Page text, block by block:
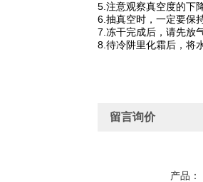
5.注意观察真空度的下
6.抽真空时，一定要保
7.冻干完成后，请先放
8.待冷阱里化霜后，将
留言询价
产品：